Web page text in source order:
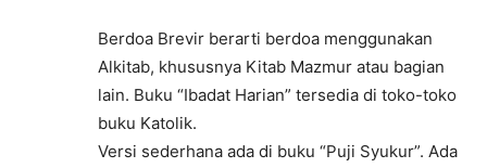
Berdoa Brevir berarti berdoa menggunakan
Alkitab, khususnya Kitab Mazmur atau bagian
lain. Buku “Ibadat Harian” tersedia di toko-toko
buku Katolik.
Versi sederhana ada di buku “Puji Syukur”. Ada